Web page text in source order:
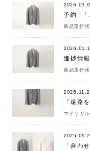
予約 |「
商品運行状
進捗情
商品運行状
「遠路
マドリガ